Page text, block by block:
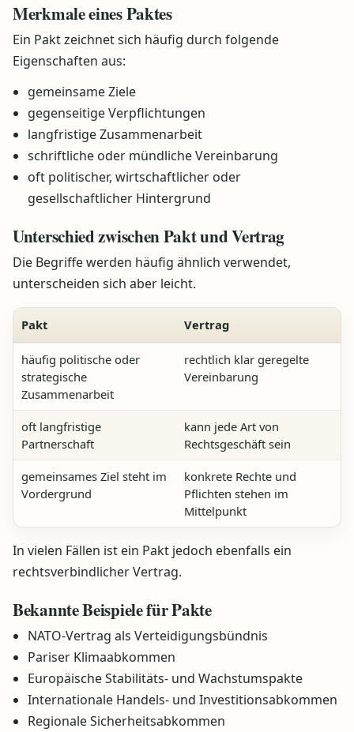
Merkmale eines Paktes
Ein Pakt zeichnet sich häufig durch folgende
Eigenschaften aus:
gemeinsame Ziele
gegenseitige Verpflichtungen
langfristige Zusammenarbeit
schriftliche oder mündliche Vereinbarung
oft politischer, wirtschaftlicher oder
gesellschaftlicher Hintergrund
Unterschied zwischen Pakt und Vertrag
Die Begriffe werden häufig ähnlich verwendet,
unterscheiden sich aber leicht.
Pakt Vertrag
häufig politische oder
strategische
Zusammenarbeit
rechtlich klar geregelte
Vereinbarung
oft langfristige
Partnerschaft
kann jede Art von
Rechtsgeschäft sein
gemeinsames Ziel steht im
Vordergrund
konkrete Rechte und
Pflichten stehen im
Mittelpunkt
In vielen Fällen ist ein Pakt jedoch ebenfalls ein
rechtsverbindlicher Vertrag.
Bekannte Beispiele für Pakte
NATO-Vertrag als Verteidigungsbündnis
Pariser Klimaabkommen
Europäische Stabilitäts- und Wachstumspakte
Internationale Handels- und Investitionsabkommen
Regionale Sicherheitsabkommen